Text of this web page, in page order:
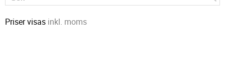
Priser visas inkl. moms